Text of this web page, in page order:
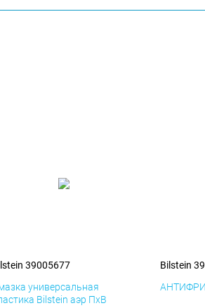
39005677
универсальная
Bilstein аэр ПхВ
Bilstein